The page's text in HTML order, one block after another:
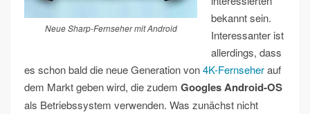
Neue Sharp-Fernseher mit Android
bekannt sein.
Interessanter ist
allerdings, dass
es schon bald die neue Generation von4K-Fernseherauf
dem Markt geben wird, die zudem Googles Android-OS
als Betriebssystem verwenden. Was zunächst nicht